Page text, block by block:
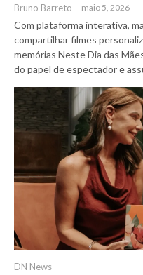
Bruno Barreto - maio 5, 2026
Com plataforma interativa,
compartilhar filmes
memórias Neste Dia das
do papel de espectador e
DN News